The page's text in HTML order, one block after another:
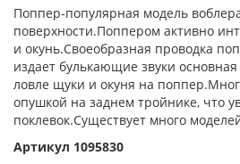
Поппер-популярная модель
поверхности.Поппером активно
и окунь.Своеобразная проводка
издает булькающие звуки
ловле щуки и окуня на
опушкой на заднем тройнике, что
поклевок.Существует много
Артикул 1095830